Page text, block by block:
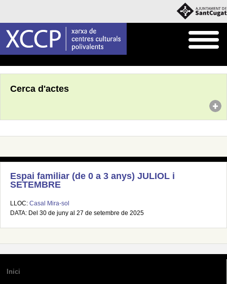
Cerca d'actes
Espai familiar (de 0 a 3 anys) JULIOL i
SETEMBRE
LLOC: Casal Mira-sol
DATA: Del 30 de juny al 27 de setembre de 2025
Inici